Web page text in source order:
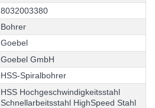
8032003380
Bohrer
Goebel
Goebel GmbH
HSS-Spiralbohrer
HSS Hochgeschwindigkeitsstahl
Schnellarbeitsstahl HighSpeed Stahl